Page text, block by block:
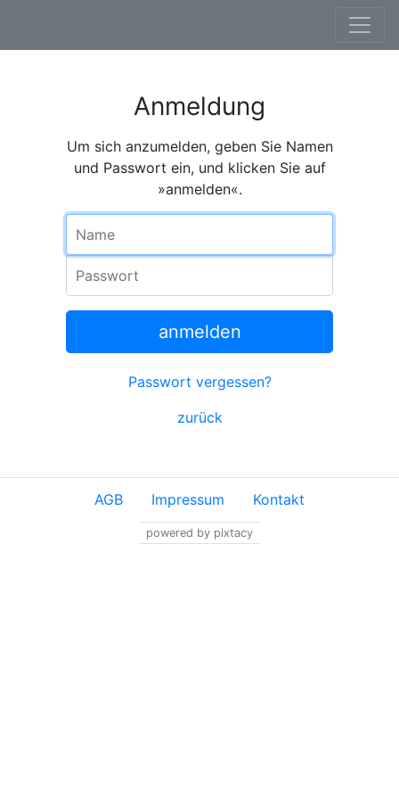
Anmeldung
Um sich anzumelden, geben Sie Namen
und Passwort ein, und klicken Sie auf
»anmelden«.
anmelden
Passwort vergessen?
zurück
AGB Impressum Kontakt
powered by pixtacy